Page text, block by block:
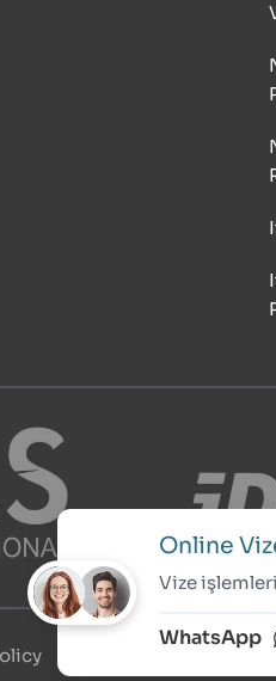
Online
Vize
WhatsApp